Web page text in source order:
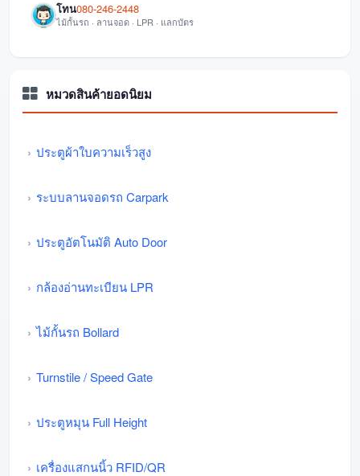
โทน080-246-2448
ไม้กั้นรถ · ลานจอด · LPR · แลกบัตร
หมวดสินค้ายอดนิยม
ประตูผ้าใบความเร็วสูง
ระบบลานจอดรถ Carpark
ประตูอัตโนมัติ Auto Door
กล้องอ่านทะเบียน LPR
ไม้กั้นรถ Bollard
Turnstile / Speed Gate
ประตูหมุน Full Height
เครื่องแสกนนิ้ว RFID/QR